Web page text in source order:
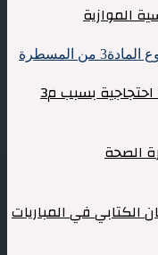
الموازية
بسبب م3
الكتابي في المباريات